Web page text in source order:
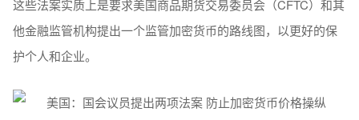
这些法案实质上是要求美国商品期货交易委员会（CFTC）和其
他金融监管机构提出一个监管加密货币的路线图，以更好的保
护个人和企业。